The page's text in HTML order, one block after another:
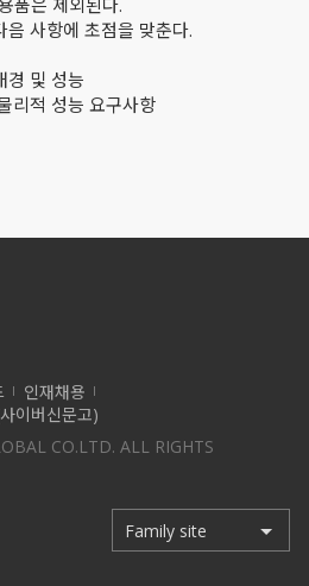
품은 제외된다.
사항에 초점을 맞춘다.
경 및 성능
리적 성능 요구사항
인재채용
이버신문고)
CO.LTD. ALL RIGHTS
Family site
Family site